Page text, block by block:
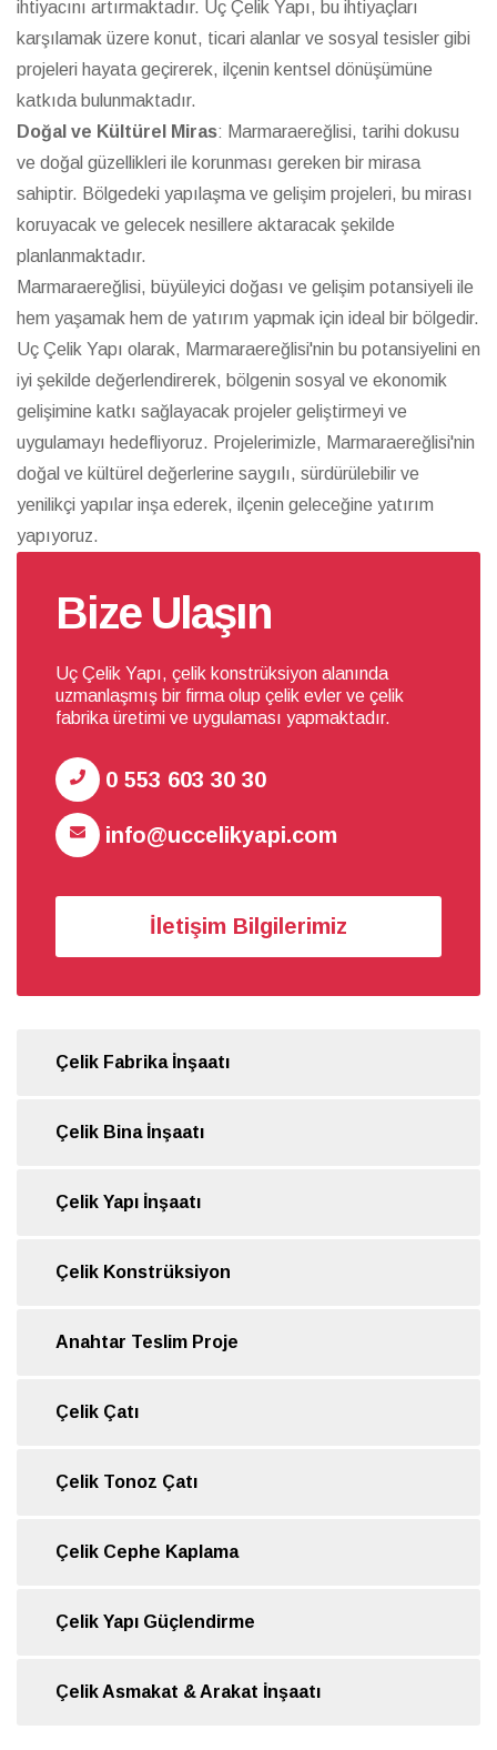
ihtiyacını artırmaktadır. Uç Çelik Yapı, bu ihtiyaçları
karşılamak üzere konut, ticari alanlar ve sosyal tesisler gibi
projeleri hayata geçirerek, ilçenin kentsel dönüşümüne
katkıda bulunmaktadır.
Doğal ve Kültürel Miras: Marmaraereğlisi, tarihi dokusu
ve doğal güzellikleri ile korunması gereken bir mirasa
sahiptir. Bölgedeki yapılaşma ve gelişim projeleri, bu mirası
koruyacak ve gelecek nesillere aktaracak şekilde
planlanmaktadır.
Marmaraereğlisi, büyüleyici doğası ve gelişim potansiyeli ile
hem yaşamak hem de yatırım yapmak için ideal bir bölgedir.
Uç Çelik Yapı olarak, Marmaraereğlisi'nin bu potansiyelini en
iyi şekilde değerlendirerek, bölgenin sosyal ve ekonomik
gelişimine katkı sağlayacak projeler geliştirmeyi ve
uygulamayı hedefliyoruz. Projelerimizle, Marmaraereğlisi'nin
doğal ve kültürel değerlerine saygılı, sürdürülebilir ve
yenilikçi yapılar inşa ederek, ilçenin geleceğine yatırım
yapıyoruz.
Bize Ulaşın
Uç Çelik Yapı, çelik konstrüksiyon alanında
uzmanlaşmış bir firma olup çelik evler ve çelik
fabrika üretimi ve uygulaması yapmaktadır.
0 553 603 30 30
info@uccelikyapi.com
İletişim Bilgilerimiz
Çelik Fabrika İnşaatı
Çelik Bina İnşaatı
Çelik Yapı İnşaatı
Çelik Konstrüksiyon
Anahtar Teslim Proje
Çelik Çatı
Çelik Tonoz Çatı
Çelik Cephe Kaplama
Çelik Yapı Güçlendirme
Çelik Asmakat & Arakat İnşaatı